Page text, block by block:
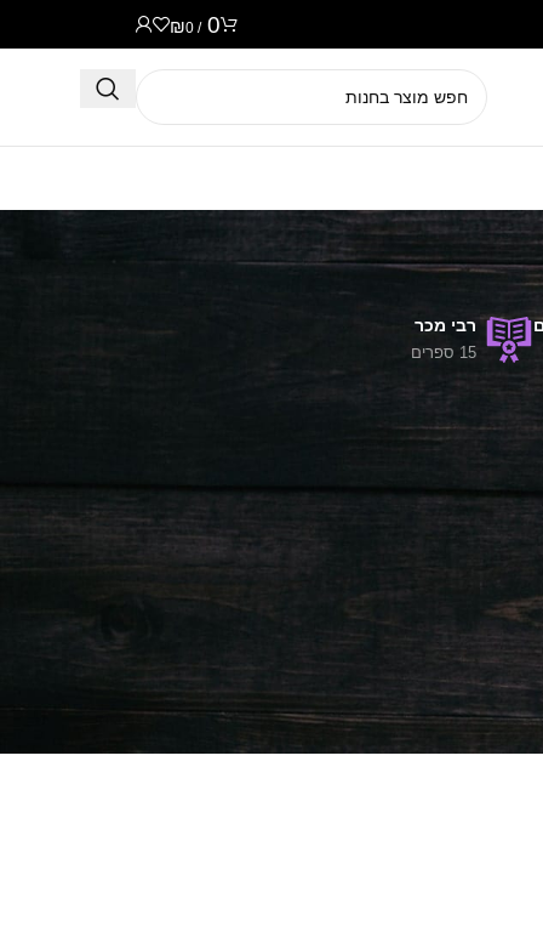
0
/
₪0
רבי מכר
15 ספרים